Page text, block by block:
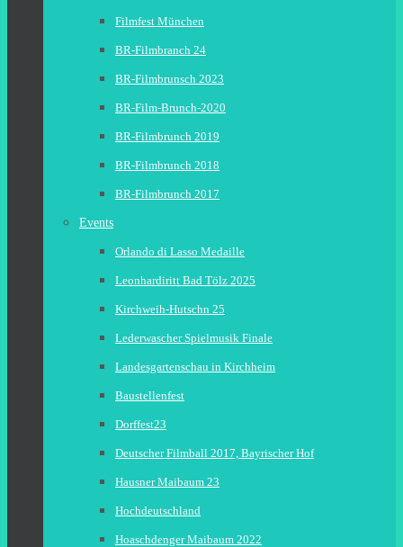
Filmfest München
BR-Filmbranch 24
BR-Filmbrunsch 2023
BR-Film-Brunch-2020
BR-Filmbrunch 2019
BR-Filmbrunch 2018
BR-Filmbrunch 2017
Events
Orlando di Lasso Medaille
Leonhardiritt Bad Tölz 2025
Kirchweih-Hutschn 25
Lederwascher Spielmusik Finale
Landesgartenschau in Kirchheim
Baustellenfest
Dorffest23
Deutscher Filmball 2017, Bayrischer Hof
Hausner Maibaum 23
Hochdeutschland
Hoaschdenger Maibaum 2022